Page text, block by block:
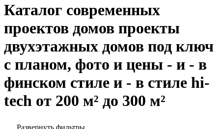
Каталог современных
проектов домов проекты
двухэтажных домов под ключ
с планом, фото и цены - и - в
финском стиле и - в стиле hi-
tech от 200 м² до 300 м²